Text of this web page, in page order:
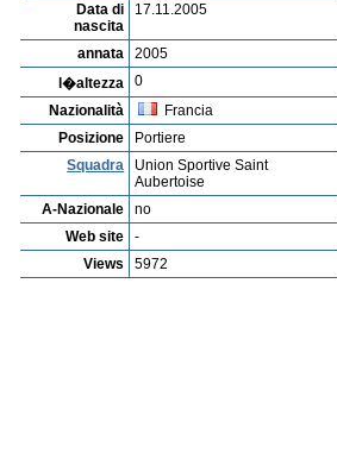
Data di
nascita
17.11.2005
annata
2005
l�altezza
0
Nazionalità
Francia
Posizione
Portiere
Squadra
Union Sportive Saint
Aubertoise
A-Nazionale
no
Web site
-
Views
5972